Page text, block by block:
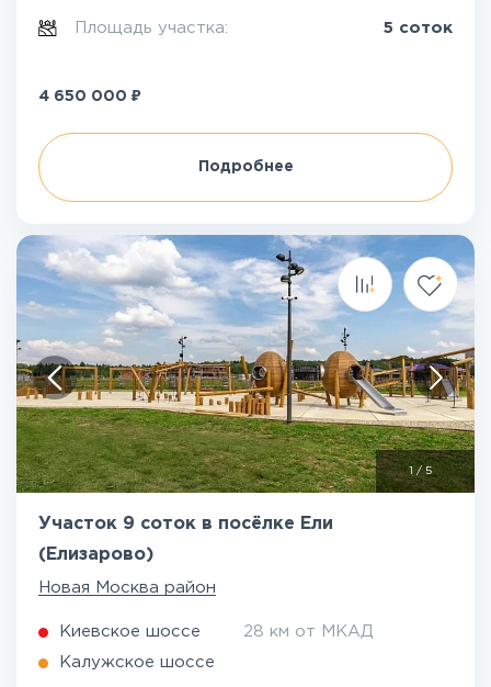
Площадь участка: 5 соток
4 650 000 ₽
Подробнее
/ 5
Участок 9 соток в посёлке Ели
(Елизарово)
Новая Москва район
Киевское шоссе 28 км от МКАД
Калужское шоссе